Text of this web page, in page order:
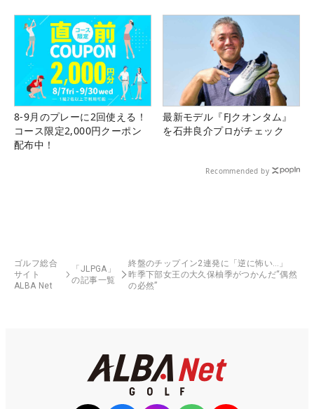
8-9月のプレーに2回使える！
コース限定2,000円クーポン
配布中！
最新モデル『FJクオンタム』
を石井良介プロがチェック
Recommended by
ゴルフ総合
サイト
ALBA Net
「JLPGA」
の記事一覧
終盤のチップイン2連発に「逆に怖い…」
昨季下部女王の大久保柚季がつかんだ“偶然
の必然”